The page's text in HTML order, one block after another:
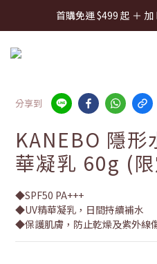
首購免運 $499 起 ＋
首購免運 $499 起 ＋
分享到
KANEBO 隱形
華凝乳 60g (
◆SPF50 PA+++
◆UV精華凝乳，日間持續補水
◆保護肌膚，防止乾燥及紫外線